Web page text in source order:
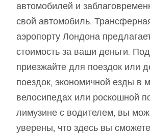
автомобилей и
свой автомобиль.
аэропорту Лондона
стоимость за ваши деньги.
приезжайте для поездок или
поездок, экономичной езды в
велосипедах или роскошной
лимузине с водителем, вы
уверены, что здесь вы